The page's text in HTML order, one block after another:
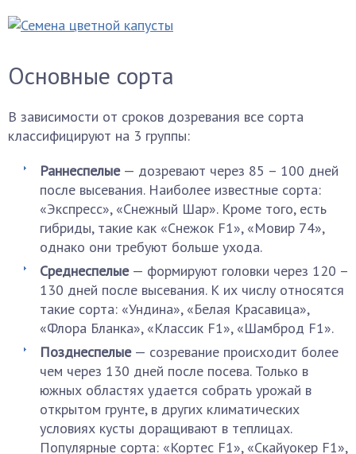
Основные сорта
В зависимости от сроков дозревания все сорта
классифицируют на 3 группы:
Раннеспелые— дозревают через 85 – 100 дней
после высевания. Наиболее известные сорта:
«Экспресс», «Снежный Шар». Кроме того, есть
гибриды, такие как «Снежок F1», «Мовир 74»,
однако они требуют больше ухода.
Среднеспелые— формируют головки через 120 –
130 дней после высевания. К их числу относятся
такие сорта: «Ундина», «Белая Красавица»,
«Флора Бланка», «Классик F1», «Шамброд F1».
Позднеспелые— созревание происходит более
чем через 130 дней после посева. Только в
южных областях удается собрать урожай в
открытом грунте, в других климатических
условиях кусты доращивают в теплицах.
Популярные сорта: «Кортес F1», «Скайуокер F1»,